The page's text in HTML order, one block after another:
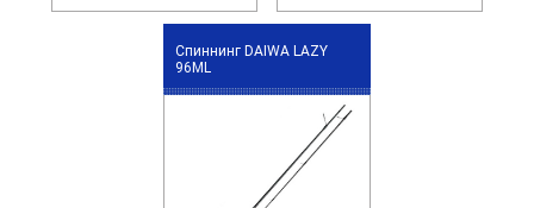
Спиннинг DAIWA LAZY
96ML